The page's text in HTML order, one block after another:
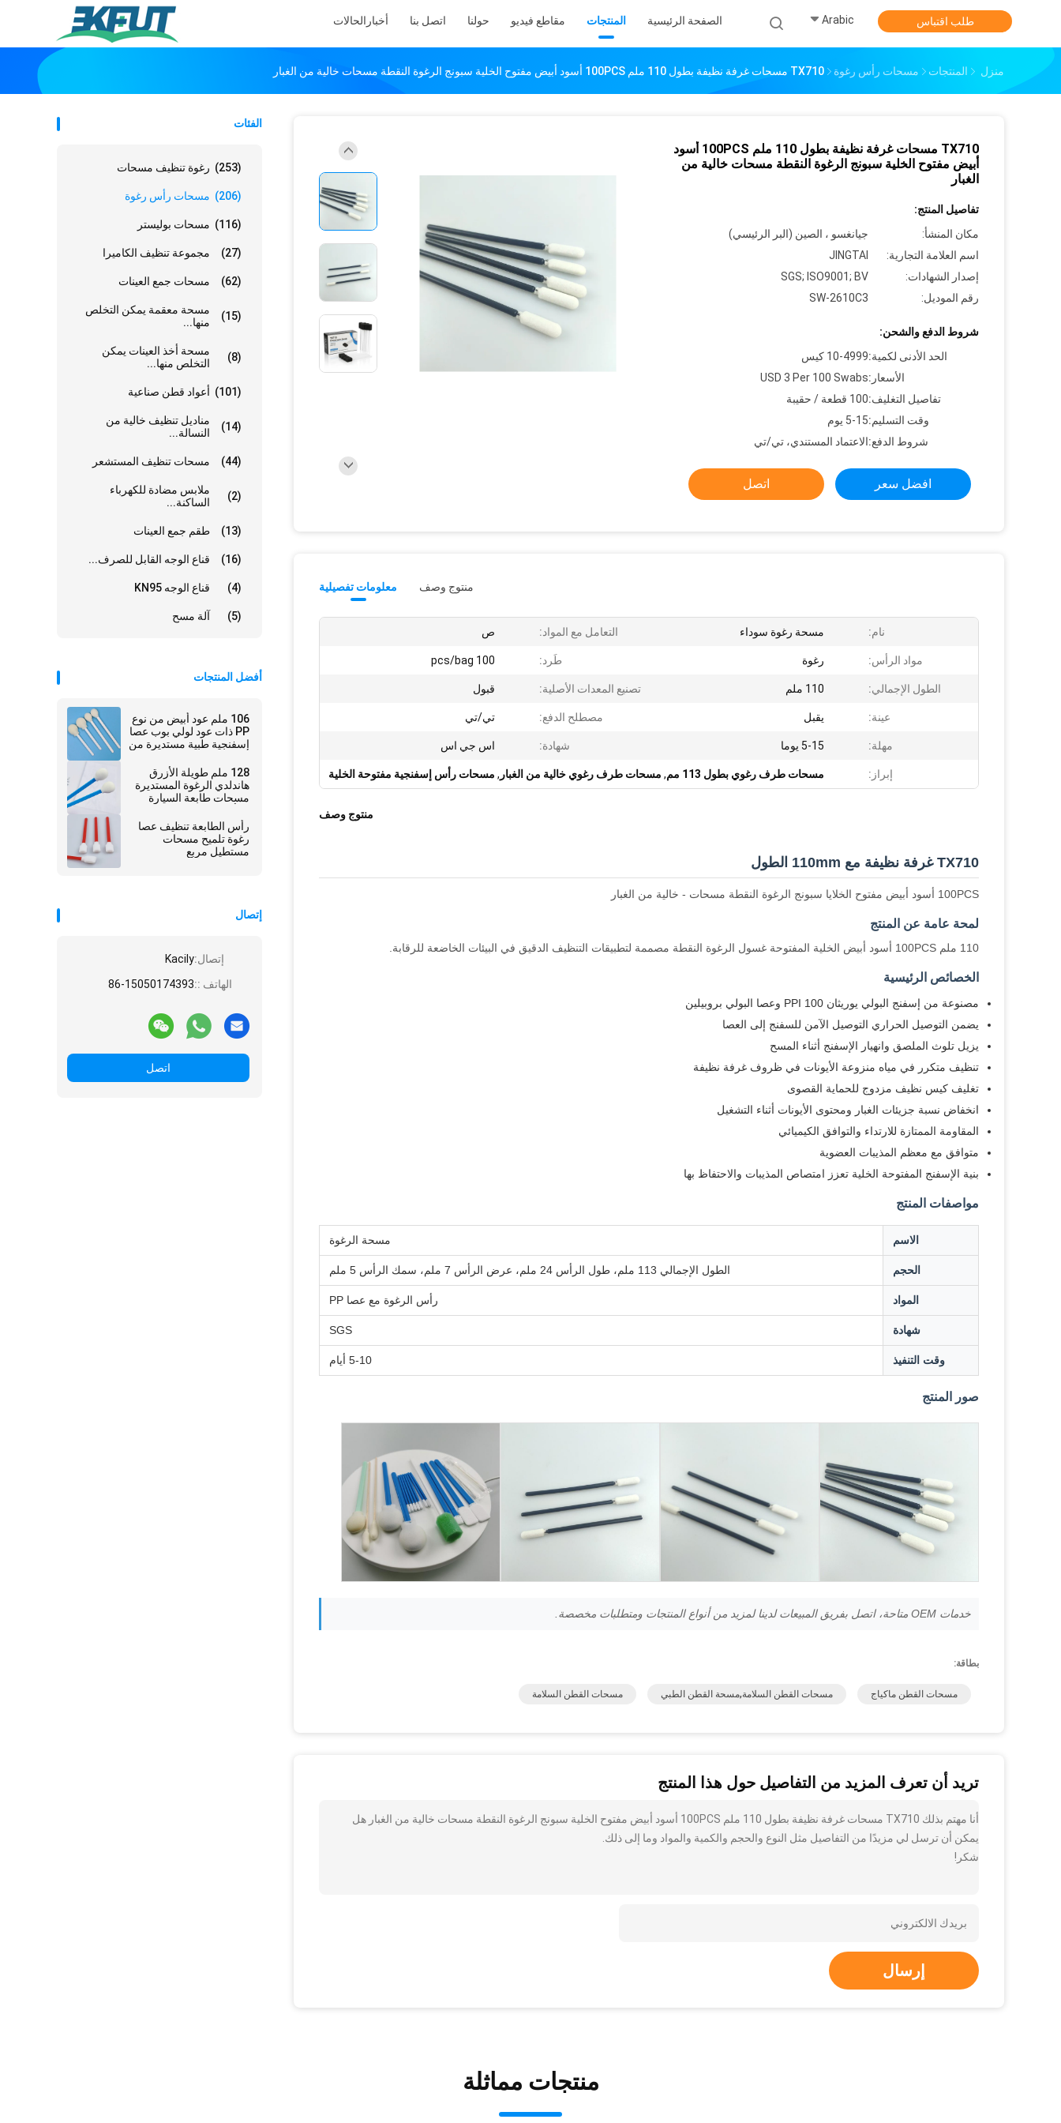
الصفحة الرئيسية المنتجات مقاطع فيديو حولنا اتصل بنا أخبار الحالات Arabic طلب اقتباس
منزل المنتجات مسحات رأس رغوة TX710 مسحات غرفة نظيفة بطول 110 ملم 100PCS أسود أبيض مفتوح الخلية سبونج الرغوة النقطة مسحات خالية من الغبار
الفئات
رغوة تنظيف مسحات (253)
مسحات رأس رغوة (206)
مسحات بوليستر (116)
مجموعة تنظيف الكاميرا (27)
مسحات جمع العينات (62)
مسحة معقمة يمكن التخلص
منها...
(15)
مسحة أخذ العينات يمكن
التخلص منها...
(8)
أعواد قطن صناعية (101)
مناديل تنظيف خالية من
النسالة...
(14)
مسحات تنظيف المستشعر (44)
ملابس مضادة للكهرباء
الساكنة...
(2)
طقم جمع العينات (13)
قناع الوجه القابل للصرف... (16)
قناع الوجه KN95 (4)
آلة مسح (5)
أفضل المنتجات
106 ملم عود أبيض من نوع
PP ذات عود لولي بوب عصا
إسفنجية طبية مستديرة من
الجلدي128 ملم طويلة الأزرق
هاندلدي الرغوة المستديرة
مسحات طابعة السيارة
رأس الطابعة تنظيف عصا
رغوة تلميح مسحات
مستطيل مربع
إتصال
إتصال:Kacily
الهاتف ::86-15050174393
اتصل
TX710 مسحات غرفة نظيفة بطول 110 ملم 100PCS أسود
أبيض مفتوح الخلية سبونج الرغوة النقطة مسحات خالية من
الغبار
تفاصيل المنتج:
مكان المنشأ:
جيانغسو ، الصين (البر الرئيسي)
اسم العلامة التجارية:
JINGTAI
إصدار الشهادات:
SGS; ISO9001; BV
رقم الموديل:
SW-2610C3
شروط الدفع والشحن:
الحد الأدنى لكمية:10-4999 كيس
الأسعار:USD 3 Per 100 Swabs
تفاصيل التغليف:100 قطعة / حقيبة
وقت التسليم:5-15 يوم
شروط الدفع:الاعتماد المستندي، تي/تي
افضل سعر اتصل
معلومات تفصيلية منتوج وصف
نام: مسحة رغوة سوداء التعامل مع المواد: ص
مواد الرأس: رغوة طَرد: 100 pcs/bag
الطول الإجمالي: 110 ملم تصنيع المعدات الأصلية: قبول
عينة: يقبل مصطلح الدفع: تي/تي
مهلة: 5-15 يوما شهادة: اس جي اس
إبراز: مسحات طرف رغوي بطول 113 مم , مسحات طرف رغوي خالية من الغبار , مسحات رأس إسفنجية مفتوحة الخلية
منتوج وصف
TX710 غرفة نظيفة مع 110mm الطول
100PCS أسود أبيض مفتوح الخلايا سبونج الرغوة النقطة مسحات - خالية من الغبار
لمحة عامة عن المنتج
110 ملم 100PCS أسود أبيض الخلية المفتوحة غسول الرغوة النقطة مصممة لتطبيقات التنظيف الدقيق في البيئات الخاضعة للرقابة.
الخصائص الرئيسية
مصنوعة من إسفنج البولي يوريثان 100 PPI وعصا البولي بروبيلين
يضمن التوصيل الحراري التوصيل الآمن للسفنج إلى العصا
يزيل تلوث الملصق وانهيار الإسفنج أثناء المسح
تنظيف متكرر في مياه منزوعة الأيونات في ظروف غرفة نظيفة
تغليف كيس نظيف مزدوج للحماية القصوى
انخفاض نسبة جزيئات الغبار ومحتوى الأيونات أثناء التشغيل
المقاومة الممتازة للارتداء والتوافق الكيميائي
متوافق مع معظم المذيبات العضوية
بنية الإسفنج المفتوحة الخلية تعزز امتصاص المذيبات والاحتفاظ بها
مواصفات المنتج
الاسم مسحة الرغوة
الحجم الطول الإجمالي 113 ملم، طول الرأس 24 ملم، عرض الرأس 7 ملم، سمك الرأس 5 ملم
المواد رأس الرغوة مع عصا PP
شهادة SGS
وقت التنفيذ 5-10 أيام
صور المنتج
خدمات OEM متاحة، اتصل بفريق المبيعات لدينا لمزيد من أنواع المنتجات ومتطلبات مخصصة.
بطاقة:
مسحات القطن ماكياج مسحات القطن السلامة,مسحة القطن الطبي مسحات القطن السلامة
تريد أن تعرف المزيد من التفاصيل حول هذا المنتج
أنا مهتم بذلك TX710 مسحات غرفة نظيفة بطول 110 ملم 100PCS أسود أبيض مفتوح الخلية سبونج الرغوة النقطة مسحات خالية من الغبار هل
يمكن أن ترسل لي مزيدًا من التفاصيل مثل النوع والحجم والكمية والمواد وما إلى ذلك.
شكر!
إرسال
منتجات مماثلة